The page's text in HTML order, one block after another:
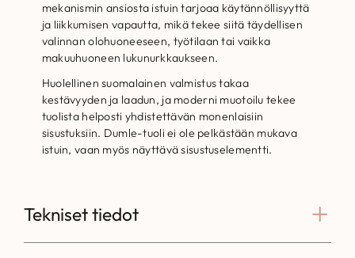
mekanismin ansiosta istuin tarjoaa käytännöllisyyttä
ja liikkumisen vapautta, mikä tekee siitä täydellisen
valinnan olohuoneeseen, työtilaan tai vaikka
makuuhuoneen lukunurkkaukseen.
Huolellinen suomalainen valmistus takaa
kestävyyden ja laadun, ja moderni muotoilu tekee
tuolista helposti yhdistettävän monenlaisiin
sisustuksiin. Dumle-tuoli ei ole pelkästään mukava
istuin, vaan myös näyttävä sisustuselementti.
Tekniset tiedot